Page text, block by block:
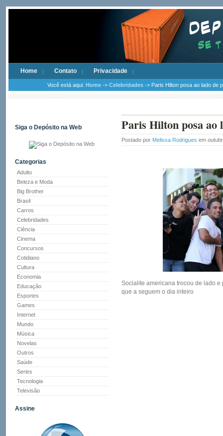
Home Contato Privacidade
Você está aqui: Home -> Celebridades -> Paris Hilton posa ao lado de
Siga o Depósito na Web
Categorias
Adulto
Beleza e Moda
Big Brother
Brasil
Carros
Celebridades
Ciência
Cinema
Concursos
Cotidiano
Cultura
Economia
Educação
Esportes
Games
Internet
Mundo
Música
Novelas
Outros
Saúde
Series
Tecnologia
Televisão
Assine
Paris Hilton posa ao
Postado por Melissa Rodrigues em
Socialite americana trocou de lado
que a seguem o dia inteiro